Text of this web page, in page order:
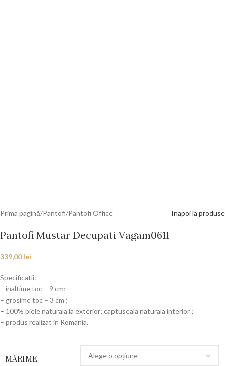
Prima pagină/Pantofi/Pantofi Office Inapoi la produse
Pantofi Mustar Decupati Vagam0611
339,00lei
Specificatii:
– inaltime toc – 9 cm;
– grosime toc – 3 cm ;
– 100% piele naturala la exterior; captuseala naturala interior ;
– produs realizat in Romania.
MĂRIME